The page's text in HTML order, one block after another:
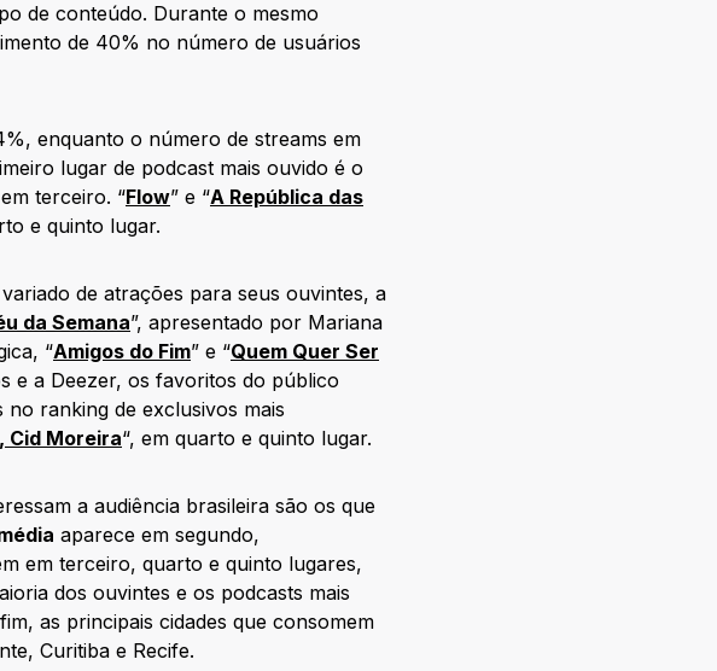
de conteúdo. Durante o mesmo
de 40% no número de usuários
enquanto o número de streams em
lugar de podcast mais ouvido é o
em terceiro. “Flow” e “A República das
e quinto lugar.
de atrações para seus ouvintes, a
da Semana”, apresentado por Mariana
“Amigos do Fim” e “Quem Quer Ser
e a Deezer, os favoritos do público
ranking de exclusivos mais
Cid Moreira“, em quarto e quinto lugar.
a audiência brasileira são os que
aparece em segundo,
em terceiro, quarto e quinto lugares,
dos ouvintes e os podcasts mais
as principais cidades que consomem
Curitiba e Recife.